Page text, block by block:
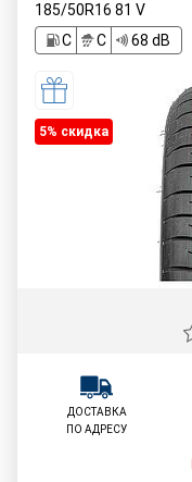
185/50R16 81 V
C
C 68 dB
5% cкидка
ДОСТАВКА
ПО АДРЕСУ